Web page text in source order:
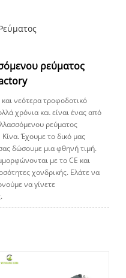
ρεύματος
νεότερα τροφοδοτικό
χρόνια και είναι ένας από
ρεύματος
Έχουμε το δικό μας
δώσουμε μια φθηνή τιμή.
με το CE και
χονδρικής. Ελάτε να
να γίνετε